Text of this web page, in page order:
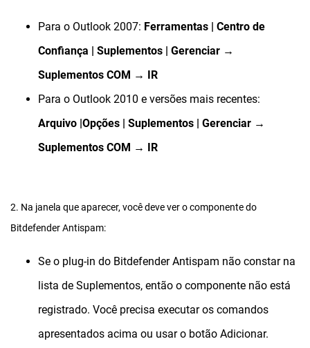
Para o Outlook 2007: Ferramentas | Centro de
Confiança | Suplementos | Gerenciar →
Suplementos COM → IR
Para o Outlook 2010 e versões mais recentes:
Arquivo |Opções | Suplementos | Gerenciar →
Suplementos COM → IR
2. Na janela que aparecer, você deve ver o componente do
Bitdefender Antispam:
Se o plug-in do Bitdefender Antispam não constar na
lista de Suplementos, então o componente não está
registrado. Você precisa executar os comandos
apresentados acima ou usar o botão Adicionar.